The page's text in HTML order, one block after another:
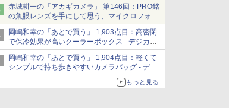
赤城耕一の「アカギカメラ」 第146回：PRO銘
の魚眼レンズを手にして思う、マイクロフォー
サーズへの期待と可能性
岡嶋和幸の「あとで買う」 1,903点目：高密閉
で保冷効果が高いクーラーボックス - デジカメ
Watch
岡嶋和幸の「あとで買う」 1,904点目：軽くて
シンプルで持ち歩きやすいカメラバッグ - デジ
もっと見る